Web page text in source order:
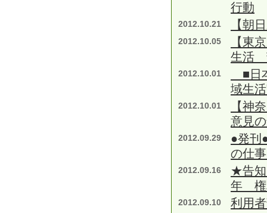
行動
2012.10.21 【朝
2012.10.05
【東
生活
2012.10.01
■日
域生
2012.10.01
【神
意見
2012.09.29
●発刊
の仕
2012.09.16
★告知
年 権
2012.09.10 利用